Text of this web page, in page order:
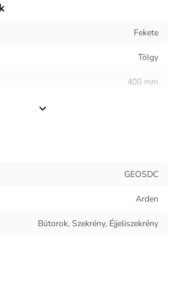
Fekete
Tölgy
400 mm
8.5 kg
Fém
Laminált lap
GEOSDC
Arden
Bútorok, Szekrény, Éjjeliszekrény